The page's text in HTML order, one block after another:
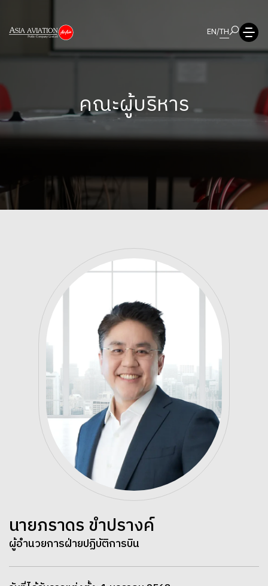
EN/TH
คณะผู้บริหาร
นายภราดร ขำปรางค์
ผู้อำนวยการฝ่ายปฏิบัติการบิน